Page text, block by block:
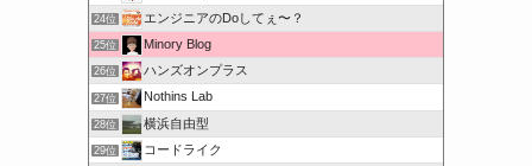
24位 エンジニアのDoしてぇ〜？
25位 Minory Blog
26位 ハンズオンプラス
27位 Nothins Lab
28位 横浜自由型
29位 コードライク